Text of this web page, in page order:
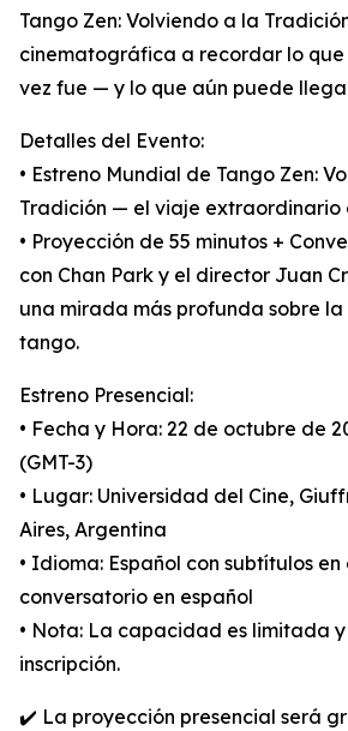
Tango Zen: Volviendo a la
cinematográfica a recordar lo
vez fue — y lo que aún puede
Detalles del Evento:
• Estreno Mundial de Tango Zen:
Tradición — el viaje extraordinario
• Proyección de 55 minutos +
con Chan Park y el director Juan
una mirada más profunda sobre la
tango.
Estreno Presencial:
• Fecha y Hora: 22 de octubre de
(GMT-3)
• Lugar: Universidad del Cine,
Aires, Argentina
• Idioma: Español con subtítulos en
conversatorio en español
• Nota: La capacidad es limitada
inscripción.
✔️ La proyección presencial será